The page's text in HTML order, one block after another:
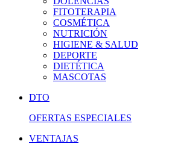
FITOTERAPIA
COSMÉTICA
NUTRICIÓN
HIGIENE & SALUD
DEPORTE
DIETÉTICA
MASCOTAS
DTO
OFERTAS ESPECIALES
VENTAJAS